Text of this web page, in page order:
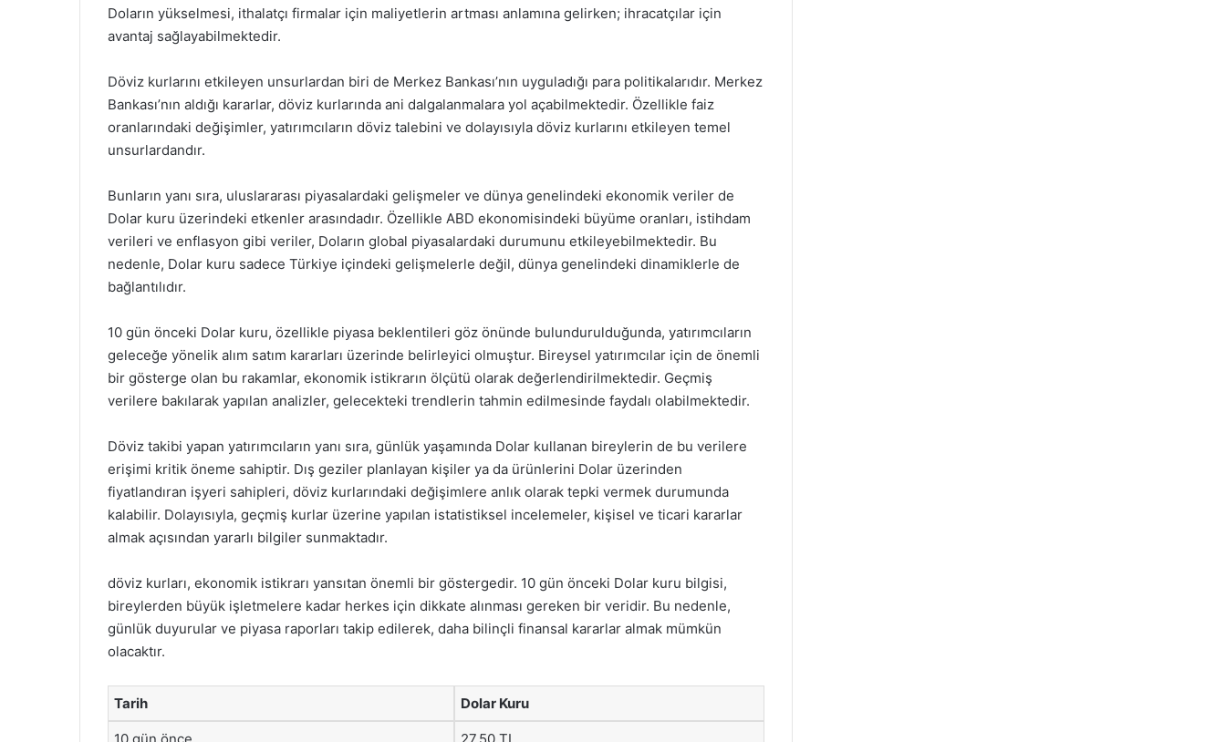
Doların yükselmesi, ithalatçı firmalar için maliyetlerin artması anlamına gelirken; ihracatçılar için
avantaj sağlayabilmektedir.
Döviz kurlarını etkileyen unsurlardan biri de Merkez Bankası’nın uyguladığı para politikalarıdır. Merkez
Bankası’nın aldığı kararlar, döviz kurlarında ani dalgalanmalara yol açabilmektedir. Özellikle faiz
oranlarındaki değişimler, yatırımcıların döviz talebini ve dolayısıyla döviz kurlarını etkileyen temel
unsurlardandır.
Bunların yanı sıra, uluslararası piyasalardaki gelişmeler ve dünya genelindeki ekonomik veriler de
Dolar kuru üzerindeki etkenler arasındadır. Özellikle ABD ekonomisindeki büyüme oranları, istihdam
verileri ve enflasyon gibi veriler, Doların global piyasalardaki durumunu etkileyebilmektedir. Bu
nedenle, Dolar kuru sadece Türkiye içindeki gelişmelerle değil, dünya genelindeki dinamiklerle de
bağlantılıdır.
10 gün önceki Dolar kuru, özellikle piyasa beklentileri göz önünde bulundurulduğunda, yatırımcıların
geleceğe yönelik alım satım kararları üzerinde belirleyici olmuştur. Bireysel yatırımcılar için de önemli
bir gösterge olan bu rakamlar, ekonomik istikrarın ölçütü olarak değerlendirilmektedir. Geçmiş
verilere bakılarak yapılan analizler, gelecekteki trendlerin tahmin edilmesinde faydalı olabilmektedir.
Döviz takibi yapan yatırımcıların yanı sıra, günlük yaşamında Dolar kullanan bireylerin de bu verilere
erişimi kritik öneme sahiptir. Dış geziler planlayan kişiler ya da ürünlerini Dolar üzerinden
fiyatlandıran işyeri sahipleri, döviz kurlarındaki değişimlere anlık olarak tepki vermek durumunda
kalabilir. Dolayısıyla, geçmiş kurlar üzerine yapılan istatistiksel incelemeler, kişisel ve ticari kararlar
almak açısından yararlı bilgiler sunmaktadır.
döviz kurları, ekonomik istikrarı yansıtan önemli bir göstergedir. 10 gün önceki Dolar kuru bilgisi,
bireylerden büyük işletmelere kadar herkes için dikkate alınması gereken bir veridir. Bu nedenle,
günlük duyurular ve piyasa raporları takip edilerek, daha bilinçli finansal kararlar almak mümkün
olacaktır.
Tarih Dolar Kuru